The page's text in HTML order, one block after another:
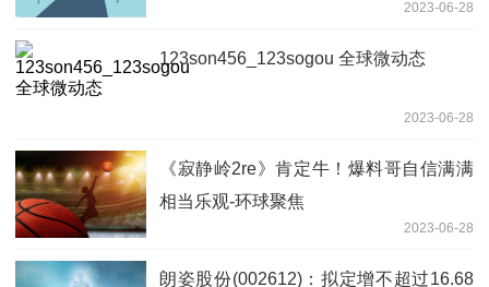
2023-06-28
123son456_123sogou 全球微动态
2023-06-28
《寂静岭2re》肯定牛！爆料哥自信满满
相当乐观-环球聚焦
2023-06-28
朗姿股份(002612)：拟定增不超过16.68